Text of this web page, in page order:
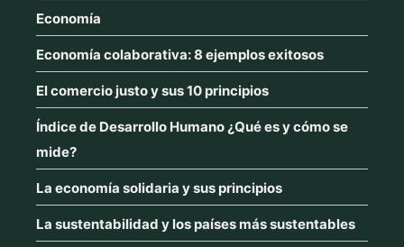
Economía
Economía colaborativa: 8 ejemplos exitosos
El comercio justo y sus 10 principios
Índice de Desarrollo Humano ¿Qué es y cómo se
mide?
La economía solidaria y sus principios
La sustentabilidad y los países más sustentables